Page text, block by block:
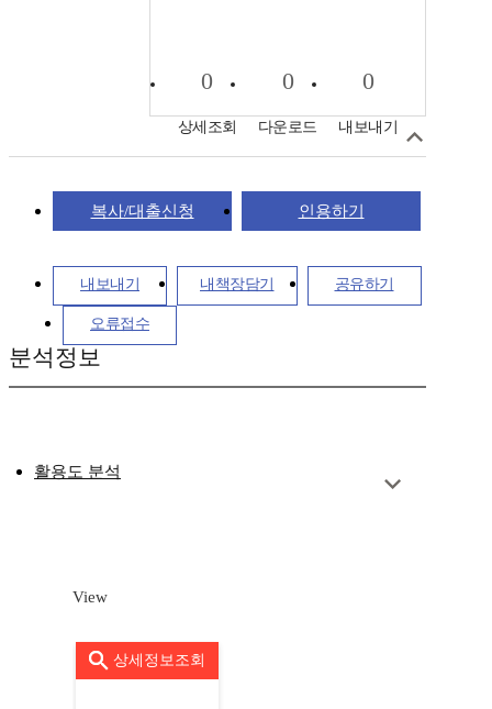
0
상세조회
0
다운로드
0
내보내기
복사/대출신청 인용하기
내보내기 내책장담기 공유하기
오류접수
분석정보
활용도 분석
View
상세정보조회